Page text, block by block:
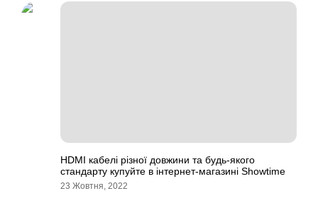
HDMI кабелі різної довжини та будь-якого
стандарту купуйте в інтернет-магазині Showtime
23 Жовтня, 2022